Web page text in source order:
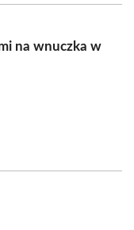
na wnuczka w